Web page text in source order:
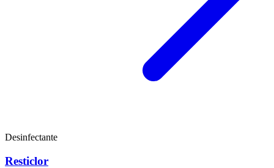
Desinfectante
Resticlor